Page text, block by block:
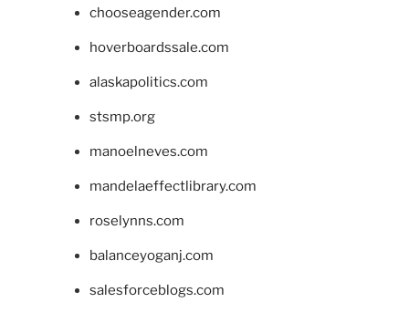
chooseagender.com
hoverboardssale.com
alaskapolitics.com
stsmp.org
manoelneves.com
mandelaeffectlibrary.com
roselynns.com
balanceyoganj.com
salesforceblogs.com